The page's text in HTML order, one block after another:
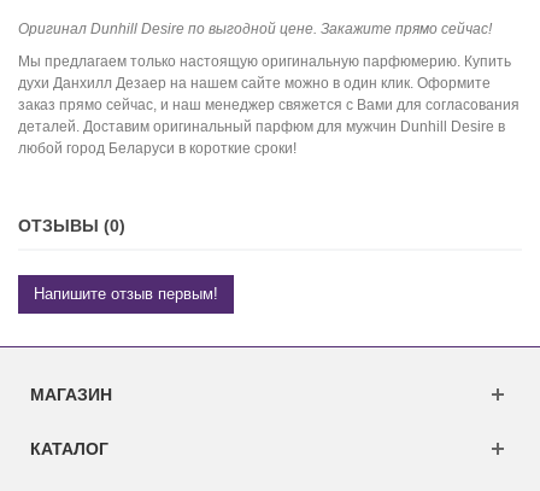
Оригинал Dunhill Desire по выгодной цене. Закажите прямо сейчас!
Мы предлагаем только настоящую оригинальную парфюмерию. Купить
духи Данхилл Дезаер на нашем сайте можно в один клик. Оформите
заказ прямо сейчас, и наш менеджер свяжется с Вами для согласования
деталей. Доставим оригинальный парфюм для мужчин Dunhill Desire в
любой город Беларуси в короткие сроки!
ОТЗЫВЫ (0)
Напишите отзыв первым!
МАГАЗИН
КАТАЛОГ